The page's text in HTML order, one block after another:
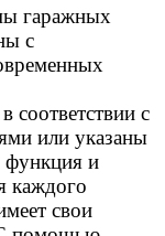
гаражных
с
соответствии с
или указаны
функция и
каждого
свои